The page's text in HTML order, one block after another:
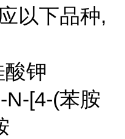
以下品种,
钾
N-[4-(苯胺